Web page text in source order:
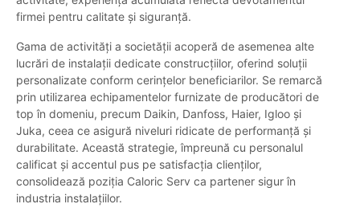
firmei pentru calitate și siguranță.
Gama de activități a societății acoperă de asemenea alte
lucrări de instalații dedicate construcțiilor, oferind soluții
personalizate conform cerințelor beneficiarilor. Se remarcă
prin utilizarea echipamentelor furnizate de producători de
top în domeniu, precum Daikin, Danfoss, Haier, Igloo și
Juka, ceea ce asigură niveluri ridicate de performanță și
durabilitate. Această strategie, împreună cu personalul
calificat și accentul pus pe satisfacția clienților,
consolidează poziția Caloric Serv ca partener sigur în
industria instalațiilor.